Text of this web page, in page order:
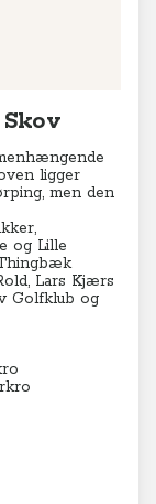
ligger
men den
og Lille
Lars Kjærs
Golfklub og